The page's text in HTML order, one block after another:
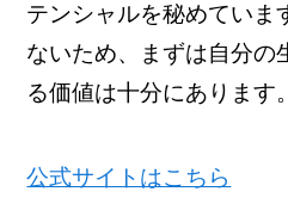
テンシャルを秘めていま
ないため、まずは自分の
る価値は十分にあります。
公式サイトはこちら